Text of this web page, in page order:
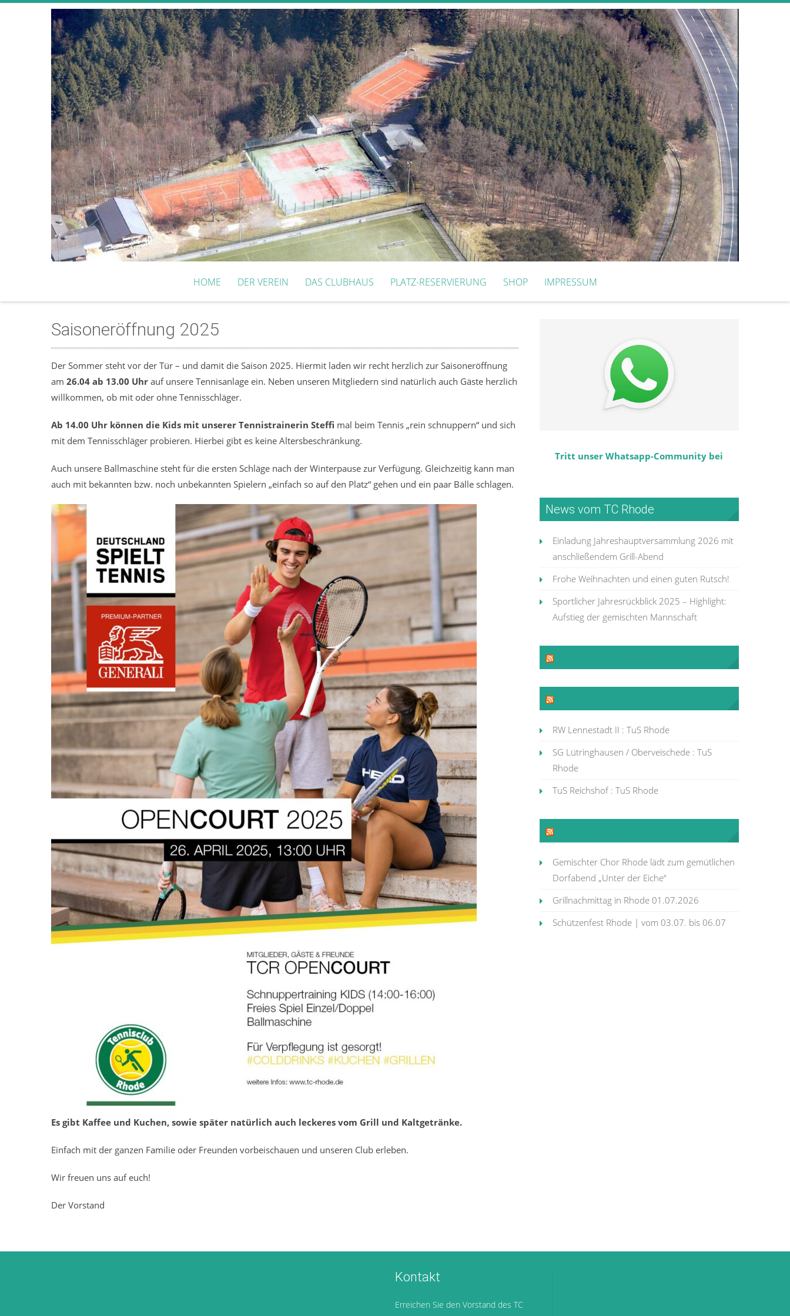
HOME DER VEREIN DAS CLUBHAUS PLATZ-RESERVIERUNG SHOP IMPRESSUM
Saisoneröffnung 2025
Der Sommer steht vor der Tür – und damit die Saison 2025. Hiermit laden wir recht herzlich zur Saisoneröffnung
am 26.04 ab 13.00 Uhr auf unsere Tennisanlage ein. Neben unseren Mitgliedern sind natürlich auch Gäste herzlich
willkommen, ob mit oder ohne Tennisschläger.
Ab 14.00 Uhr können die Kids mit unserer Tennistrainerin Steffi mal beim Tennis „rein schnuppern“ und sich
mit dem Tennisschläger probieren. Hierbei gibt es keine Altersbeschränkung.
Auch unsere Ballmaschine steht für die ersten Schläge nach der Winterpause zur Verfügung. Gleichzeitig kann man
auch mit bekannten bzw. noch unbekannten Spielern „einfach so auf den Platz“ gehen und ein paar Bälle schlagen.
Es gibt Kaffee und Kuchen, sowie später natürlich auch leckeres vom Grill und Kaltgetränke.
Einfach mit der ganzen Familie oder Freunden vorbeischauen und unseren Club erleben.
Wir freuen uns auf euch!
Der Vorstand
Tritt unser Whatsapp-Community bei
News vom TC Rhode
Einladung Jahreshauptversammlung 2026 mit
anschließendem Grill-Abend
Frohe Weihnachten und einen guten Rutsch!
Sportlicher Jahresrückblick 2025 – Highlight:
Aufstieg der gemischten Mannschaft
RW Lennestadt II : TuS Rhode
SG Lütringhausen / Oberveischede : TuS
Rhode
TuS Reichshof : TuS Rhode
Gemischter Chor Rhode lädt zum gemütlichen
Dorfabend „Unter der Eiche“
Grillnachmittag in Rhode 01.07.2026
Schützenfest Rhode | vom 03.07. bis 06.07
Kontakt
Erreichen Sie den Vorstand des TC